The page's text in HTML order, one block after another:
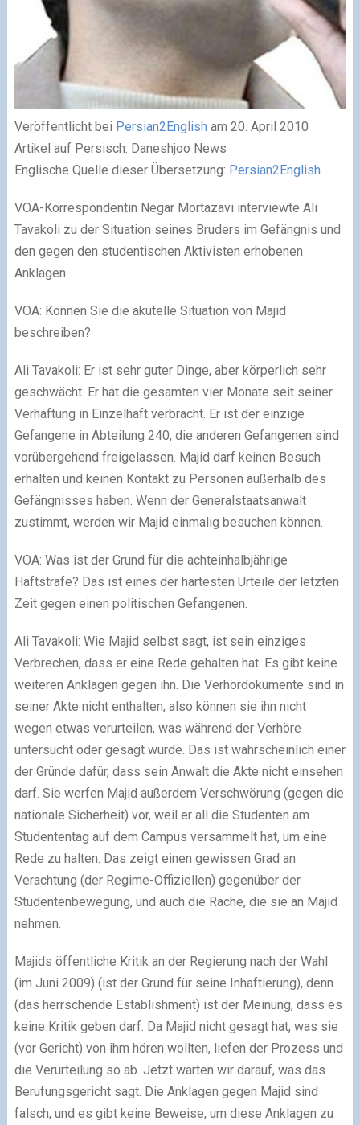
Veröffentlicht bei Persian2English am 20. April 2010
Artikel auf Persisch: Daneshjoo News
Englische Quelle dieser Übersetzung: Persian2English
VOA-Korrespondentin Negar Mortazavi interviewte Ali
Tavakoli zu der Situation seines Bruders im Gefängnis und
den gegen den studentischen Aktivisten erhobenen
Anklagen.
VOA: Können Sie die akutelle Situation von Majid
beschreiben?
Ali Tavakoli: Er ist sehr guter Dinge, aber körperlich sehr
geschwächt. Er hat die gesamten vier Monate seit seiner
Verhaftung in Einzelhaft verbracht. Er ist der einzige
Gefangene in Abteilung 240, die anderen Gefangenen sind
vorübergehend freigelassen. Majid darf keinen Besuch
erhalten und keinen Kontakt zu Personen außerhalb des
Gefängnisses haben. Wenn der Generalstaatsanwalt
zustimmt, werden wir Majid einmalig besuchen können.
VOA: Was ist der Grund für die achteinhalbjährige
Haftstrafe? Das ist eines der härtesten Urteile der letzten
Zeit gegen einen politischen Gefangenen.
Ali Tavakoli: Wie Majid selbst sagt, ist sein einziges
Verbrechen, dass er eine Rede gehalten hat. Es gibt keine
weiteren Anklagen gegen ihn. Die Verhördokumente sind in
seiner Akte nicht enthalten, also können sie ihn nicht
wegen etwas verurteilen, was während der Verhöre
untersucht oder gesagt wurde. Das ist wahrscheinlich einer
der Gründe dafür, dass sein Anwalt die Akte nicht einsehen
darf. Sie werfen Majid außerdem Verschwörung (gegen die
nationale Sicherheit) vor, weil er all die Studenten am
Studententag auf dem Campus versammelt hat, um eine
Rede zu halten. Das zeigt einen gewissen Grad an
Verachtung (der Regime-Offiziellen) gegenüber der
Studentenbewegung, und auch die Rache, die sie an Majid
nehmen.
Majids öffentliche Kritik an der Regierung nach der Wahl
(im Juni 2009) (ist der Grund für seine Inhaftierung), denn
(das herrschende Establishment) ist der Meinung, dass es
keine Kritik geben darf. Da Majid nicht gesagt hat, was sie
(vor Gericht) von ihm hören wollten, liefen der Prozess und
die Verurteilung so ab. Jetzt warten wir darauf, was das
Berufungsgericht sagt. Die Anklagen gegen Majid sind
falsch, und es gibt keine Beweise, um diese Anklagen zu